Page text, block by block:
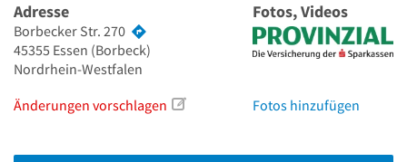
Adresse
Borbecker Str. 270
45355 Essen (Borbeck)
Nordrhein-Westfalen
Änderungen vorschlagen
Fotos, Videos
Fotos hinzufügen